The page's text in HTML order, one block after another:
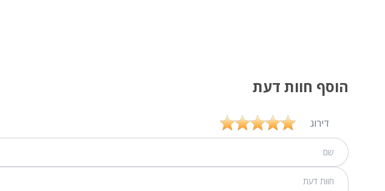
הוסף חוות דעת
דירוג